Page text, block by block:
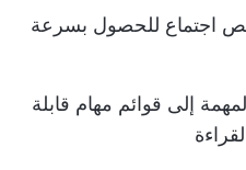
اجتماع للحصول بسرعة
إلى قوائم مهام قابلة